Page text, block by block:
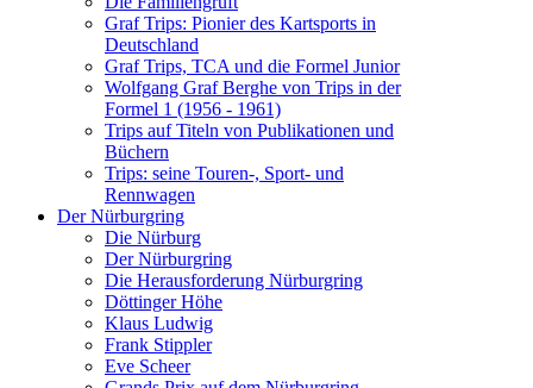
Graf Trips: Pionier des Kartsports in
Deutschland
Graf Trips, TCA und die Formel Junior
Wolfgang Graf Berghe von Trips in der
Formel 1 (1956 - 1961)
Trips auf Titeln von Publikationen und
Büchern
Trips: seine Touren-, Sport- und
Rennwagen
Der Nürburgring
Die Nürburg
Der Nürburgring
Die Herausforderung Nürburgring
Döttinger Höhe
Klaus Ludwig
Frank Stippler
Eve Scheer